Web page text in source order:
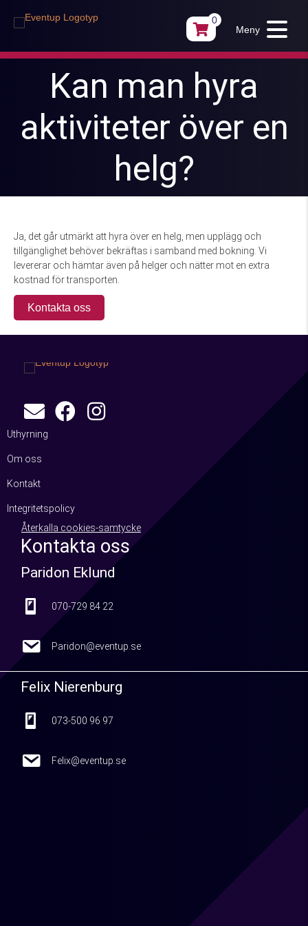
0
Meny
Kan man hyra
aktiviteter över en
helg?
Ja, det går utmärkt att hyra över en helg, men upplägg och
tillgänglighet behöver bekräftas i samband med bokning. Vi
levererar och hämtar även på helger och nätter mot en extra
kostnad för transporten.
Kontakta oss
Uthyrning
Om oss
Kontakt
Integritetspolicy
Återkalla cookies-samtycke
Kontakta oss
Paridon Eklund
070-729 84 22
070-729 84 22
Paridon@eventup.se
Paridon@eventup.se
Felix Nierenburg
073-500 96 97
073-500 96 97
Felix@eventup.se
Felix@eventup.se